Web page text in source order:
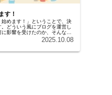
す！
めます！」ということで、決
どういう風にブログを運営し
影響を受けたのか、そんな事
で興味のある方は、ぜひ読んで
2025.10.08